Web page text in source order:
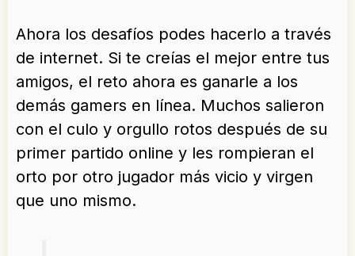
Ahora los desafíos podes hacerlo a través
de internet. Si te creías el mejor entre tus
amigos, el reto ahora es ganarle a los
demás gamers en línea. Muchos salieron
con el culo y orgullo rotos después de su
primer partido online y les rompieran el
orto por otro jugador más vicio y virgen
que uno mismo.